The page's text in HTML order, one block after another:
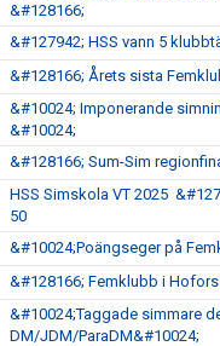
&#128166;
&#127942; HSS vann 5
&#128166; Årets sista
&#10024; Imponerande
&#10024;
&#128166; Sum-Sim
HSS Simskola VT 2025
50
&#10024;Poängseger på
&#128166; Femklubb i
&#10024;Taggade simmare
DM/JDM/ParaDM&#10024;